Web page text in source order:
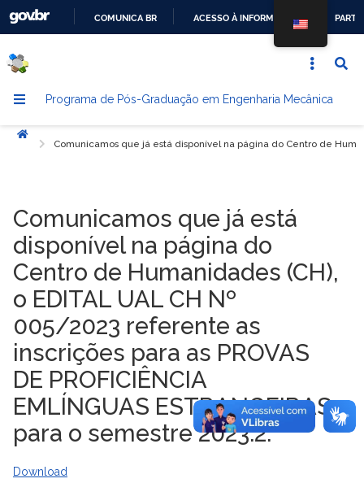
CONTEÚDO
COMUNICA BR ACESSO À INFORMAÇÃO
Programa de Pós-Graduação em Engenharia Mecânica
Início
Comunicamos que já está disponível na página do Centro de
Comunicamos que já está
disponível na página do
Centro de Humanidades (CH),
o EDITAL UAL CH Nº
005/2023 referente as
inscrições para as PROVAS
DE PROFICIÊNCIA
EMLÍNGUAS ESTRANGEIRAS
para o semestre 2023.2.
Download